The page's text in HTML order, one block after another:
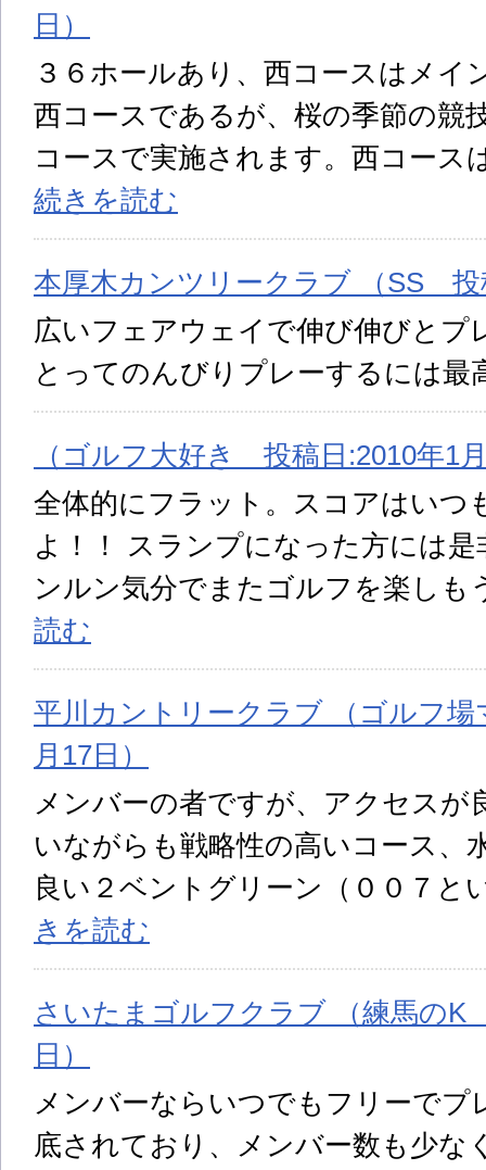
日）
３６ホールあり、西コースはメイ
西コースであるが、桜の季節の競
コースで実施されます。西コー
続きを読む
本厚木カンツリークラブ （SS 投
広いフェアウェイで伸び伸びとプ
とってのんびりプレーするには最
（ゴルフ大好き 投稿日:2010年1
全体的にフラット。スコアはいつ
よ！！ スランプになった方には
ンルン気分でまたゴルフを楽しも
読む
平川カントリークラブ （ゴルフ
月17日）
メンバーの者ですが、アクセスが
いながらも戦略性の高いコース、
良い２ベントグリーン（００７と
きを読む
さいたまゴルフクラブ （練馬のK
日）
メンバーならいつでもフリーでプ
底されており、メンバー数も少な